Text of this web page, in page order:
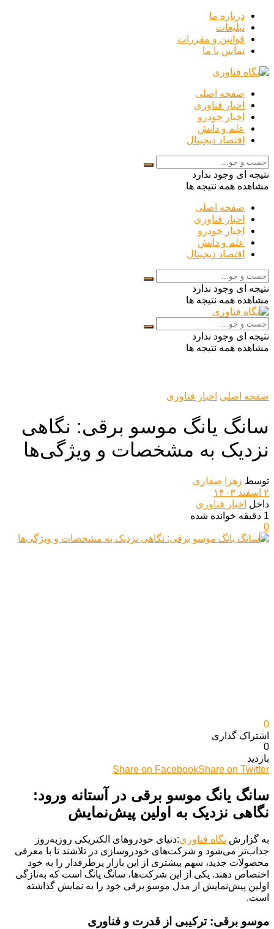
درباره ما
تبلیغات
قوانین و مقررات
تماس با ما
صفحه اصلی
اخبار فناوری
اخبار خودرو
علم و دانش
اقتصاد دیجیتال
نتیجه ای وجود ندارد
مشاهده همه نتیجه ها
صفحه اصلی
اخبار فناوری
اخبار خودرو
علم و دانش
اقتصاد دیجیتال
نتیجه ای وجود ندارد
مشاهده همه نتیجه ها
نتیجه ای وجود ندارد
مشاهده همه نتیجه ها
صفحه اصلی اخبار فناوری
سانگ یانگ موسو برقی: نگاهی
نزدیک به مشخصات و ویژگی‌ها
توسط زهرا صفاری
۲ اسفند ۱۴۰۳
داخل اخبار فناوری
1 دقیقه خوانده شده
0
0
اشتراک گذاری‌
0
بازدید
Share on FacebookShare on Twitter
سانگ یانگ موسو برقی در آستانه ورود:
نگاهی نزدیک به اولین پیش‌نمایش
به گزارش نگاه فناوری:دنیای خودروهای الکتریکی روزبه‌روز
جذاب‌تر می‌شود و شرکت‌های خودروسازی در تلاشند تا با معرفی
محصولات جدید، سهم بیشتری از این بازار پرطرفدار را به خود
اختصاص دهند. یکی از این شرکت‌ها، سانگ یانگ است که به‌تازگی
اولین پیش‌نمایش از مدل موسو برقی خود را به نمایش گذاشته
است.
موسو برقی: ترکیبی از قدرت و فناوری